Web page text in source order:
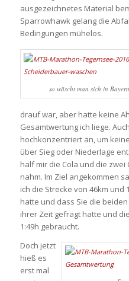
ausgezeichnetes Material
Sparrowhawk gelang die
Bedingungen mühelos.
so wäscht man sich in Bayern
drauf war, aber hatte keine
Gesamtwertung ich liege.
hochkonzentriert an, um
über Sieg oder Niederlage
half mir die Cola und die zwei
nahm. Im Ziel angekommen
ich die Strecke von 46km und
hatte und dass Sie die
ihrer Zeit gefragt hatte und
1:49h gebraucht.
Doch jetzt
hieß es
erst mal